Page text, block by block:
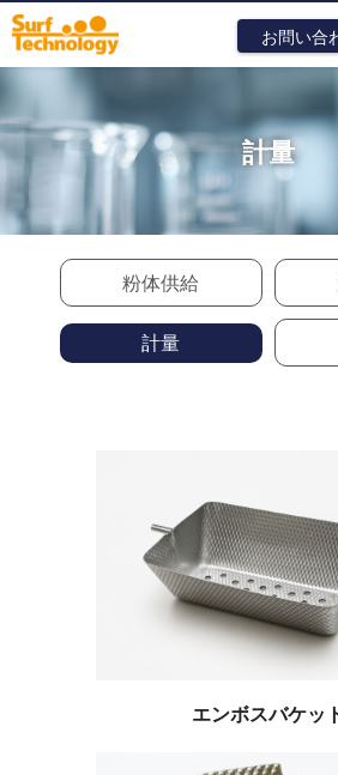
お問い合
計量
粉体供給
計量
エンボスバケッ